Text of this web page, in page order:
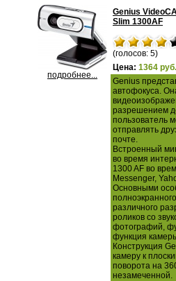
подробнее...
Genius
Slim 1300AF
(голосов: 5)
Цена: 1364 руб.
Genius
автофокуса.
разрешением
пользователь
отправлять
почте.
Встроенный
во время
1300 AF во
Messenger,
Основными
различного
роликов со
фотографий,
функция
Конструкция
камеру к
поворота на
незамеченной.